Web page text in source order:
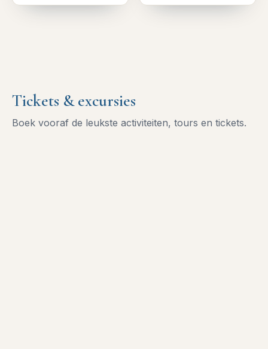
Tickets & excursies
Boek vooraf de leukste activiteiten, tours en tickets.